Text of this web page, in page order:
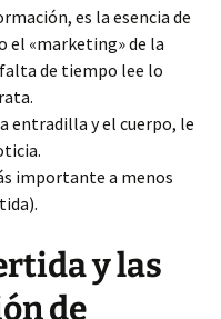
es la esencia de
el «marketing» de la
de tiempo lee lo
entradilla y el cuerpo, le
importante a menos
y las
de